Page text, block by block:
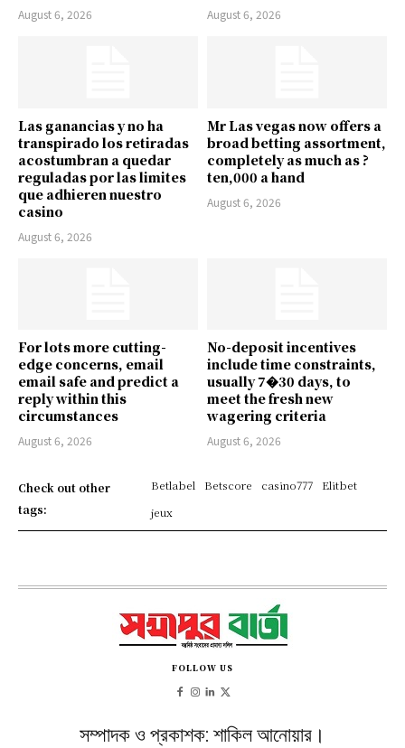
August 6, 2026 August 6, 2026
Las ganancias y no ha
transpirado los retiradas
acostumbran a quedar
reguladas por las limites
que adhieren nuestro
casino
August 6, 2026
Mr Las vegas now offers a
broad betting assortment,
completely as much as ?
ten,000 a hand
August 6, 2026
For lots more cutting-
edge concerns, email
email safe and predict a
reply within this
circumstances
August 6, 2026
No-deposit incentives
include time constraints,
usually 7�30 days, to
meet the fresh new
wagering criteria
August 6, 2026
Check out other
tags:
Betlabel Betscore casino777
Elitbet
jeux
FOLLOW US
সম্পাদক ও প্রকাশক: শাকিল আনোয়ার।